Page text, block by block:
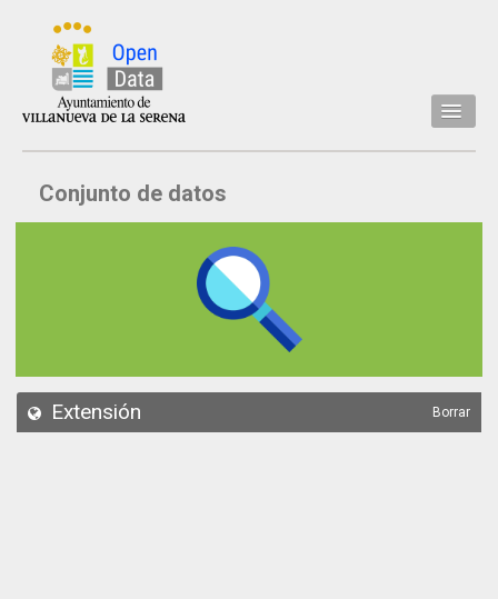
Inicio
Datos
API
Conjunto de datos
Extensión Borrar